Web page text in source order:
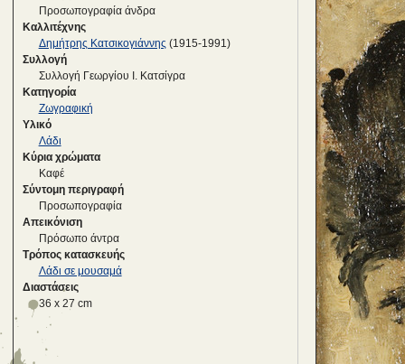
Προσωπογραφία άνδρα
Καλλιτέχνης
Δημήτρης Κατσικογιάννης (1915-1991)
Συλλογή
Συλλογή Γεωργίου Ι. Κατσίγρα
Κατηγορία
Ζωγραφική
Υλικό
Λάδι
Κύρια χρώματα
Καφέ
Σύντομη περιγραφή
Προσωπογραφία
Απεικόνιση
Πρόσωπο άντρα
Τρόπος κατασκευής
Λάδι σε μουσαμά
Διαστάσεις
36 x 27 cm